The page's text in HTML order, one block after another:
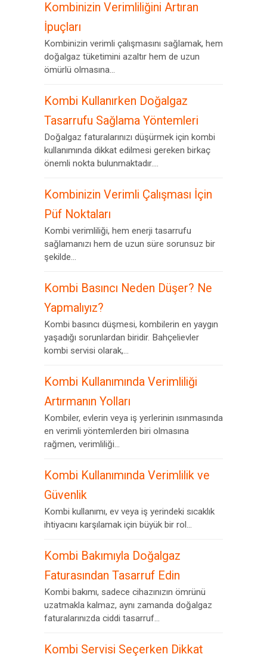
Kombinizin Verimliliğini Artıran
İpuçları
Kombinizin verimli çalışmasını sağlamak, hem
doğalgaz tüketimini azaltır hem de uzun
ömürlü olmasına...
Kombi Kullanırken Doğalgaz
Tasarrufu Sağlama Yöntemleri
Doğalgaz faturalarınızı düşürmek için kombi
kullanımında dikkat edilmesi gereken birkaç
önemli nokta bulunmaktadır....
Kombinizin Verimli Çalışması İçin
Püf Noktaları
Kombi verimliliği, hem enerji tasarrufu
sağlamanızı hem de uzun süre sorunsuz bir
şekilde...
Kombi Basıncı Neden Düşer? Ne
Yapmalıyız?
Kombi basıncı düşmesi, kombilerin en yaygın
yaşadığı sorunlardan biridir. Bahçelievler
kombi servisi olarak,...
Kombi Kullanımında Verimliliği
Artırmanın Yolları
Kombiler, evlerin veya iş yerlerinin ısınmasında
en verimli yöntemlerden biri olmasına
rağmen, verimliliği...
Kombi Kullanımında Verimlilik ve
Güvenlik
Kombi kullanımı, ev veya iş yerindeki sıcaklık
ihtiyacını karşılamak için büyük bir rol...
Kombi Bakımıyla Doğalgaz
Faturasından Tasarruf Edin
Kombi bakımı, sadece cihazınızın ömrünü
uzatmakla kalmaz, aynı zamanda doğalgaz
faturalarınızda ciddi tasarruf...
Kombi Servisi Seçerken Dikkat